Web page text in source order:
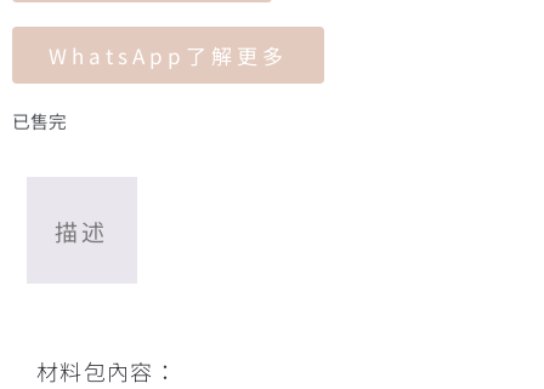
WhatsApp了解更多
已售完
描述
材料包內容：